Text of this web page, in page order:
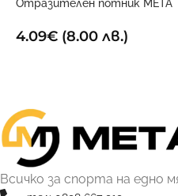
Отразителен потник META
4.09€ (8.00 лв.)
Всичко за спорта на едно